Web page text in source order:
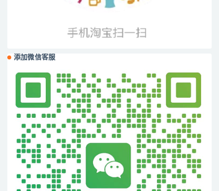
添加微信客服